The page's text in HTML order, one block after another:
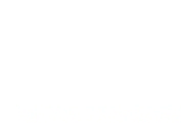
“Di tengah perubahan landscape
ketika arus informasi bergerak
menjadi ruang kompetisi yang
Igie menambahkan bahwa media
dalam membentuk cara
peristiwa. Harian Garut News